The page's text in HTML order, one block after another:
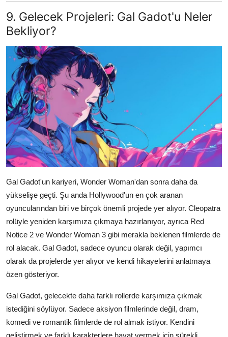
9. Gelecek Projeleri: Gal Gadot'u Neler
Bekliyor?
Gal Gadot'un kariyeri, Wonder Woman'dan sonra daha da
yükselişe geçti. Şu anda Hollywood'un en çok aranan
oyuncularından biri ve birçok önemli projede yer alıyor. Cleopatra
rolüyle yeniden karşımıza çıkmaya hazırlanıyor, ayrıca Red
Notice 2 ve Wonder Woman 3 gibi merakla beklenen filmlerde de
rol alacak. Gal Gadot, sadece oyuncu olarak değil, yapımcı
olarak da projelerde yer alıyor ve kendi hikayelerini anlatmaya
özen gösteriyor.
Gal Gadot, gelecekte daha farklı rollerde karşımıza çıkmak
istediğini söylüyor. Sadece aksiyon filmlerinde değil, dram,
komedi ve romantik filmlerde de rol almak istiyor. Kendini
geliştirmek ve farklı karakterlere hayat vermek için sürekli